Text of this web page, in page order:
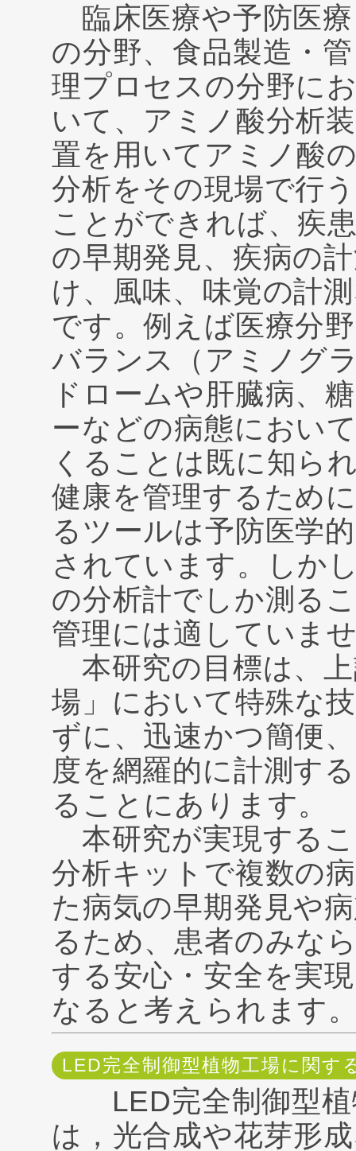
臨床医療や予防医療
の分野、食品製造・管
理プロセスの分野に
いて、アミノ酸分析装
置を用いてアミノ酸
分析をその現場で行う
ことができれば、疾
の早期発見、疾病の
け、風味、味覚の計
です。例えば医療分
バランス（アミノグ
ドロームや肝臓病、
ーなどの病態におい
くることは既に知ら
健康を管理するため
るツールは予防医学
されています。しか
の分析計でしか測る
管理には適していま
本研究の目標は、
場」において特殊な
ずに、迅速かつ簡便
度を網羅的に計測す
ることにあります。
本研究が実現する
分析キットで複数の
た病気の早期発見や
るため、患者のみな
する安心・安全を実
なると考えられます
LED完全制御型植物工場に関す
LED完全制御型植
は，光合成や花芽形